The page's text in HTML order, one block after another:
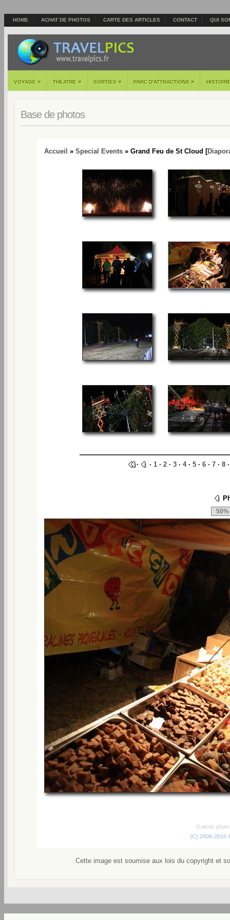
HOME ACHAT DE PHOTOS CARTE DES ARTICLES CONTACT QUI
VOYAGE » THEATRE » SORTIES » PARC D'ATTRACTIONS »
Base de photos
Accueil » Special Events » Grand Feu de St Cloud [
· · 1 · 2 · 3 · 4· 5 · 6 · 7 · 8
Galerie
(C) 2006-2010
Cette image est soumise aux lois du copyright et